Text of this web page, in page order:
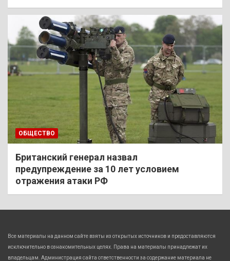
ОБЩЕСТВО
Британский генерал назвал
предупреждение за 10 лет условием
отражения атаки РФ
Все материалы на данном сайте взяты из открытых источников и предоставляются
исключительно в ознакомительных целях. Права на материалы принадлежат их
владельцам. Администрация сайта ответственности за содержание материала не